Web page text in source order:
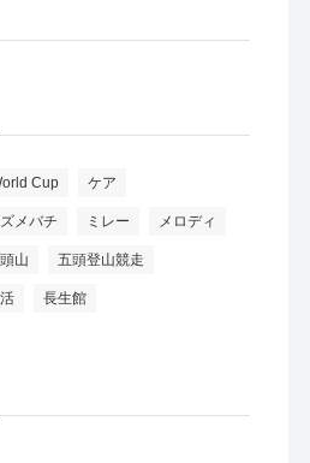
Cup ケア
メバチ ミレー メロディ
山 五頭登山競走
長生館